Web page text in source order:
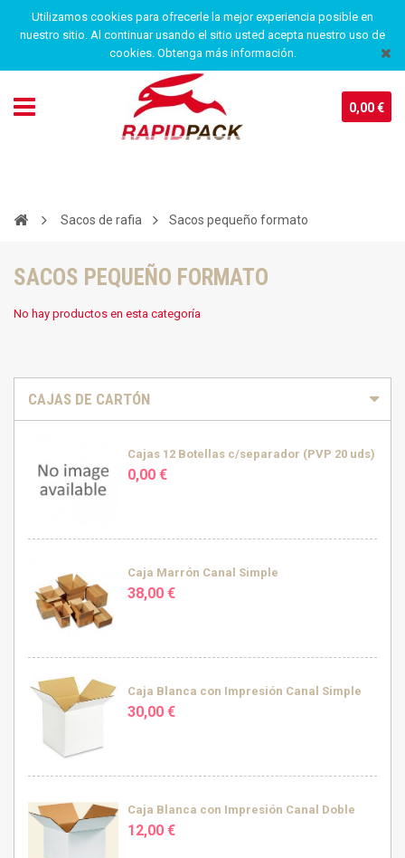
Utilizamos cookies para ofrecerle la mejor experiencia posible en
nuestro sitio. Al continuar usando el sitio usted acepta nuestro uso de
cookies. Obtenga más información.
0,00 €
Sacos de rafia Sacos pequeño formato
CAJAS DE CARTÓN
Cajas 12 Botellas c/separador (PVP 20 uds)
0,00 €
Caja Marrón Canal Simple
38,00 €
Caja Blanca con Impresión Canal Simple
30,00 €
Caja Blanca con Impresión Canal Doble
12,00 €
SACOS PEQUEÑO FORMATO
No hay productos en esta categoría